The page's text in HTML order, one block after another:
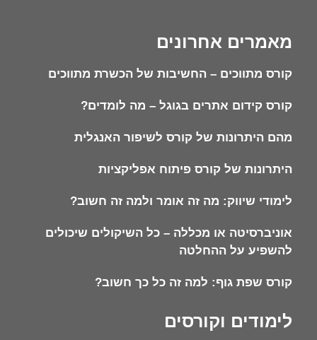
לימודים וקורסים
מאמרים אחרונים
קורס מתווכים – החשיבות של הכשרת מתווכים
קורס קידום אתרים בגוגל – מה לומדים?
מהם היתרונות של קורס לשיפור האנגלית
היתרונות של קורס פיתוח אפליקציות
לימודי שיווק: מה זה אומר ולמה זה חשוב?
אוניברסיטה או מכללה – כל השיקולים שיכולים
להשפיע על ההחלטה
קורס שפת גוף: למה זה כל כך חשוב?